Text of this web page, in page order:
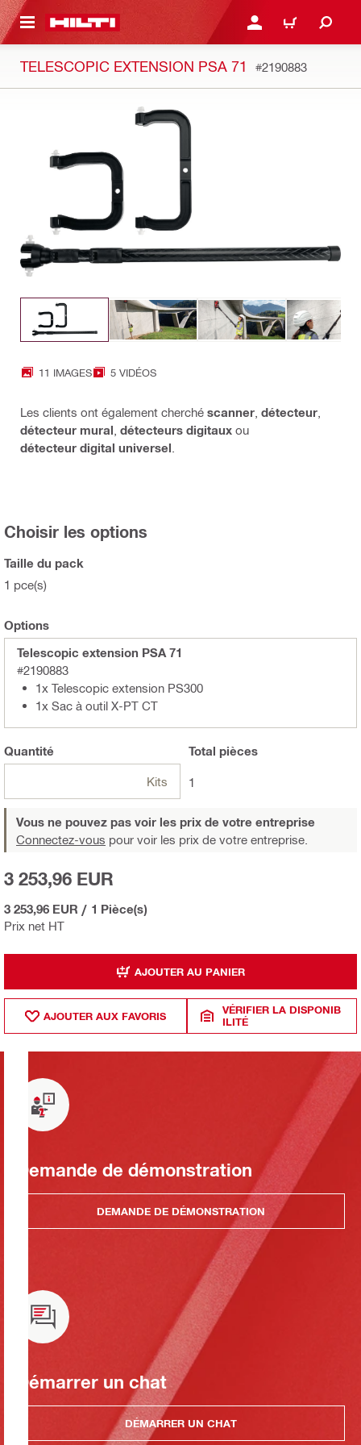
CONTENT CONNEXION OU
PANIER
TELESCOPIC EXTENSION PSA 71 #2190883
11 IMAGES 5 VIDÉOS
Les clients ont également cherché scanner détecteur
détecteur mural détecteurs digitaux ou
détecteur digital universel
Choisir les options
Taille du pack
1 pce(s)
Options
Telescopic extension PSA 71
#2190883
1x Telescopic extension PS300
1x Sac à outil X-PT CT
Quantité
Kits
Total pièces
1
Vous ne pouvez pas voir les prix de votre entreprise
Connectez-vous pour voir les prix de votre entreprise.
Prix net HT
3 253,96 EUR
3 253,96 EUR / 1 Pièce(s)
AJOUTER AU PANIER
AJOUTER AUX FAVORIS
VÉRIFIER LA DISPONIB
ILITÉ
Demande de démonstration
DEMANDE DE DÉMONSTRATION
Démarrer un chat
DÉMARRER UN CHAT